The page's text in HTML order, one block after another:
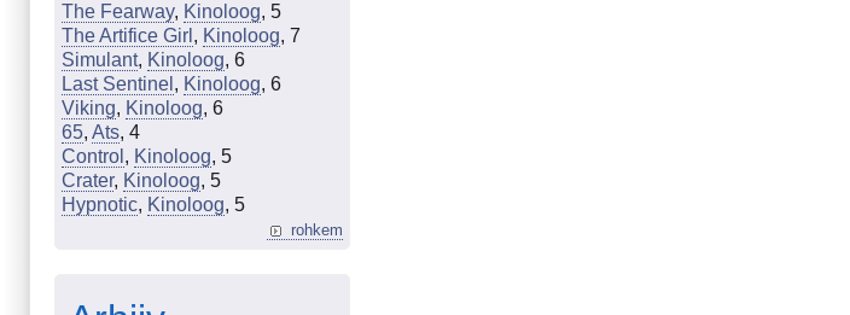
The Fearway, Kinoloog, 5
The Artifice Girl , Kinoloog, 7
Simulant, Kinoloog, 6
Last Sentinel , Kinoloog, 6
Viking, Kinoloog, 6
65, Ats, 4
Control , Kinoloog, 5
Crater, Kinoloog, 5
Hypnotic, Kinoloog, 5
rohkem